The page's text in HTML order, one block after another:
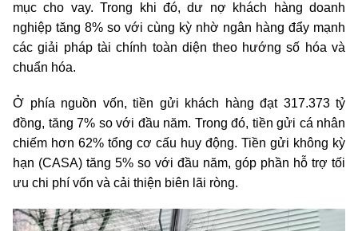
mục cho vay. Trong khi đó, dư nợ khách hàng doanh
nghiệp tăng 8% so với cùng kỳ nhờ ngân hàng đẩy mạnh
các giải pháp tài chính toàn diện theo hướng số hóa và
chuẩn hóa.
Ở phía nguồn vốn, tiền gửi khách hàng đạt 317.373 tỷ
đồng, tăng 7% so với đầu năm. Trong đó, tiền gửi cá nhân
chiếm hơn 62% tổng cơ cấu huy động. Tiền gửi không kỳ
hạn (CASA) tăng 5% so với đầu năm, góp phần hỗ trợ tối
ưu chi phí vốn và cải thiện biên lãi ròng.